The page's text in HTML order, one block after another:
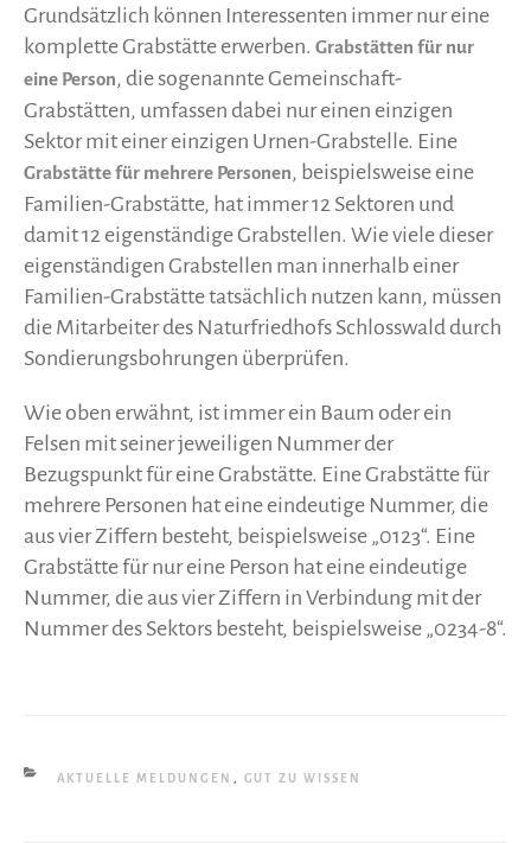
Grundsätzlich können Interessenten immer nur eine
komplette Grabstätte erwerben. Grabstätten für nur
eine Person, die sogenannte Gemeinschaft-
Grabstätten, umfassen dabei nur einen einzigen
Sektor mit einer einzigen Urnen-Grabstelle. Eine
Grabstätte für mehrere Personen, beispielsweise eine
Familien-Grabstätte, hat immer 12 Sektoren und
damit 12 eigenständige Grabstellen. Wie viele dieser
eigenständigen Grabstellen man innerhalb einer
Familien-Grabstätte tatsächlich nutzen kann, müssen
die Mitarbeiter des Naturfriedhofs Schlosswald durch
Sondierungsbohrungen überprüfen.
Wie oben erwähnt, ist immer ein Baum oder ein
Felsen mit seiner jeweiligen Nummer der
Bezugspunkt für eine Grabstätte. Eine Grabstätte für
mehrere Personen hat eine eindeutige Nummer, die
aus vier Ziffern besteht, beispielsweise „0123“. Eine
Grabstätte für nur eine Person hat eine eindeutige
Nummer, die aus vier Ziffern in Verbindung mit der
Nummer des Sektors besteht, beispielsweise „0234-8“.
KATEGORIEN
AKTUELLE MELDUNGEN , GUT ZU WISSEN